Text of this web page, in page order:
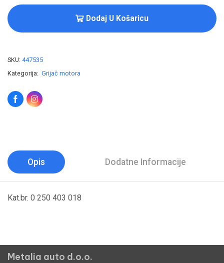
Dodaj U Košaricu
SKU: 447535
Kategorija: Grijač motora
Opis Dodatne Informacije
Kat.br. 0 250 403 018
Metalia auto d.o.o.